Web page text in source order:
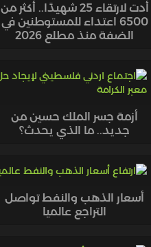
أدت لارتقاء 25 شهيدًا.. أكثر من
6500 اعتداء للمستوطنين في
الضفة منذ مطلع 2026
أزمة جسر الملك حسين من
جديد.. ما الذي يحدث؟
أسعار الذهب والنفط تواصل
التراجع عالميا